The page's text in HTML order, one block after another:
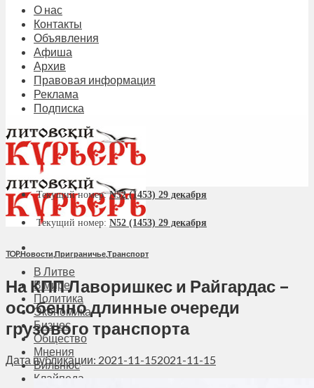
О нас
Контакты
Объявления
Афиша
Архив
Правовая информация
Реклама
Подписка
В Литве
В мире
Политика
Экономика
Бизнес
Общество
Мнения
Вильнюс
Клайпеда
Текущий номер:N52 (1453) 29 декабря
Текущий номер: N52 (1453) 29 декабря
TOP,Новости,Приграничье,Транспорт
На КПП Лаворишкес и Райгардас –
особенно длинные очереди
грузового транспорта
Дата публикации: 2021-11-152021-11-15